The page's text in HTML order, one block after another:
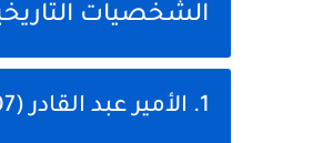
الشخصيات
1. الأمير عبد القادر (1807 – 1883)